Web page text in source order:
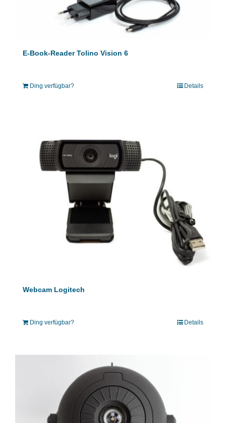
E-Book-Reader Tolino Vision 6
Ding verfügbar? Details
Webcam Logitech
Ding verfügbar? Details